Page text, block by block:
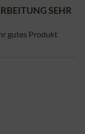
SEHR
gutes Produkt